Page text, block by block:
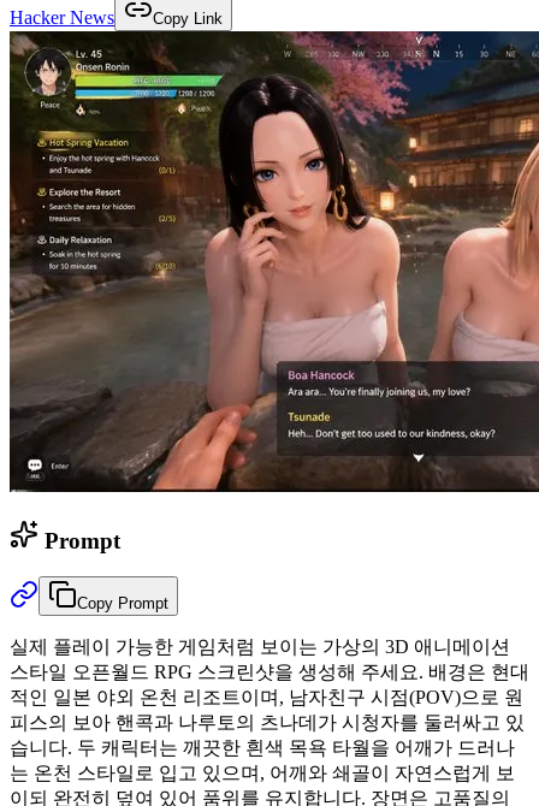
Hacker News Copy Link
Prompt
Copy Prompt
실제 플레이 가능한 게임처럼 보이는 가상의 3D 애니메이션
스타일 오픈월드 RPG 스크린샷을 생성해 주세요. 배경은 현대
적인 일본 야외 온천 리조트이며, 남자친구 시점(POV)으로 원
피스의 보아 핸콕과 나루토의 츠나데가 시청자를 둘러싸고 있
습니다. 두 캐릭터는 깨끗한 흰색 목욕 타월을 어깨가 드러나
는 온천 스타일로 입고 있으며, 어깨와 쇄골이 자연스럽게 보
이되 완전히 덮여 있어 품위를 유지합니다. 장면은 고품질의